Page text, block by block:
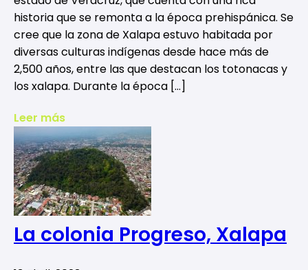
historia que se remonta a la época prehispánica. Se
cree que la zona de Xalapa estuvo habitada por
diversas culturas indígenas desde hace más de
2,500 años, entre las que destacan los totonacas y
los xalapa. Durante la época […]
Leer más
La colonia Progreso, Xalapa